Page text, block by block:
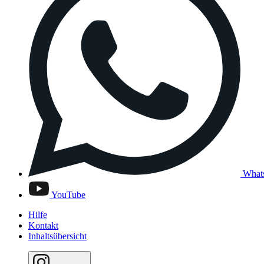
YouTube
Hilfe
Kontakt
Inhaltsübersicht